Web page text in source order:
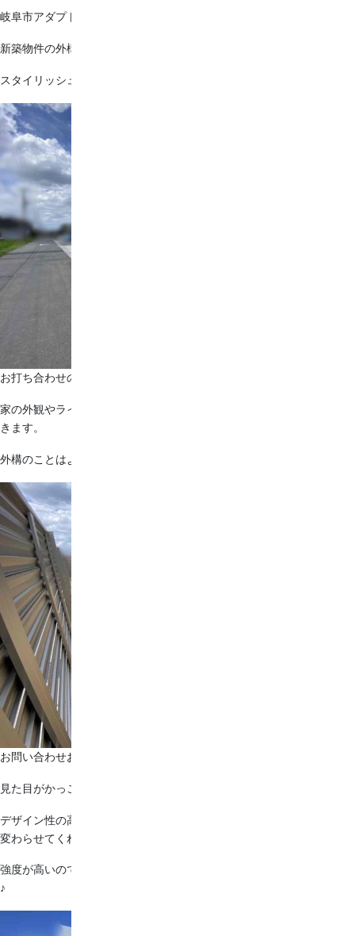
岐阜市アダプトプログラムでの清掃活動にて★
新築物件の外構を施工いたしました！
スタイリッシュなお家の雰囲気に合わせて、デザインをしています。
お打ち合わせの中でお客様のご希望をお伺いしながら
家の外観やライフスタイルに合わせてデザインのご提案をさせていただ
きます。
外構のことはよく分からないという方もまずは一度ご相談ください♪
お問い合わせお待ちしております！
見た目がかっこよくて強度もある『エムシェード』
デザイン性の高いカーポートは家の外観を邪魔せず、より素敵に生まれ
変わらせてくれます＊*
強度が高いので柱に間を入れずに広い間口で設置することができますよ
♪